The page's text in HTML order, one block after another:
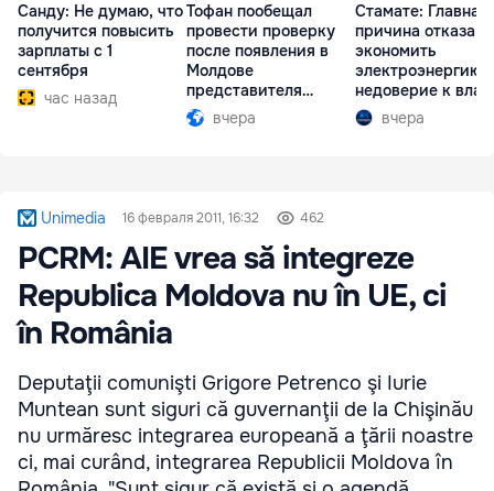
Санду: Не думаю, что
получится повысить
зарплаты с 1
сентября
час назад
Тофан пообещал
провести проверку
после появления в
Молдове
представителя
Южной Осетии
вчера
Стамате: Главная
причина отказа
экономить
электроэнергию
недоверие к
вчера
Unimedia 16 февраля 2011, 16:32 462
PCRM: AIE vrea să integreze
Republica Moldova nu în UE, ci
în România
Deputaţii comunişti Grigore Petrenco şi Iurie
Muntean sunt siguri că guvernanţii de la Chişinău
nu urmăresc integrarea europeană a ţării noastre
ci, mai curând, integrarea Republicii Moldova în